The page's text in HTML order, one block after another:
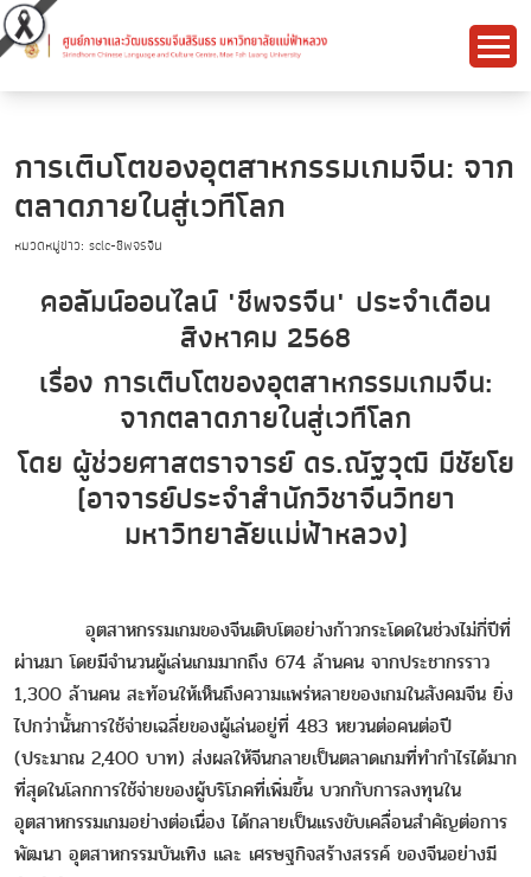
การเติบโตของอุตสาหกรรมเกมจีน: จาก
ตลาดภายในสู่เวทีโลก
หมวดหมู่ข่าว: sclc-ชีพจรจีน
คอลัมน์ออนไลน์ "ชีพจรจีน" ประจำเดือน
สิงหาคม 2568
เรื่อง การเติบโตของอุตสาหกรรมเกมจีน:
จากตลาดภายในสู่เวทีโลก
โดย ผู้ช่วยศาสตราจารย์ ดร.ณัฐวุฒิ มีชัยโย
(อาจารย์ประจำสำนักวิชาจีนวิทยา
มหาวิทยาลัยแม่ฟ้าหลวง)
อุตสาหกรรมเกมของจีนเติบโตอย่างก้าวกระโดดในช่วงไม่กี่ปีที่
ผ่านมา โดยมีจำนวนผู้เล่นเกมมากถึง 674 ล้านคน จากประชากรราว
1,300 ล้านคน สะท้อนให้เห็นถึงความแพร่หลายของเกมในสังคมจีน ยิ่ง
ไปกว่านั้นการใช้จ่ายเฉลี่ยของผู้เล่นอยู่ที่ 483 หยวนต่อคนต่อปี
(ประมาณ 2,400 บาท) ส่งผลให้จีนกลายเป็นตลาดเกมที่ทำกำไรได้มาก
ที่สุดในโลกการใช้จ่ายของผู้บริโภคที่เพิ่มขึ้น บวกกับการลงทุนใน
อุตสาหกรรมเกมอย่างต่อเนื่อง ได้กลายเป็นแรงขับเคลื่อนสำคัญต่อการ
พัฒนา อุตสาหกรรมบันเทิง และ เศรษฐกิจสร้างสรรค์ ของจีนอย่างมี